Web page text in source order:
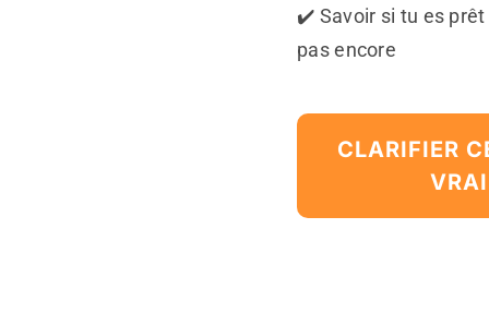
✔️ Savoir si tu es
pas encore
CLARIFIER